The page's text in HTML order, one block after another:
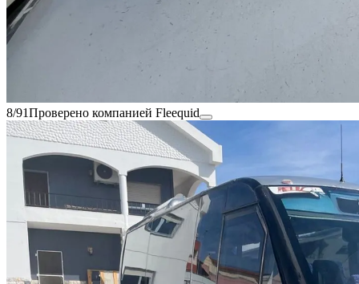
8/91Проверено компанией Fleequid